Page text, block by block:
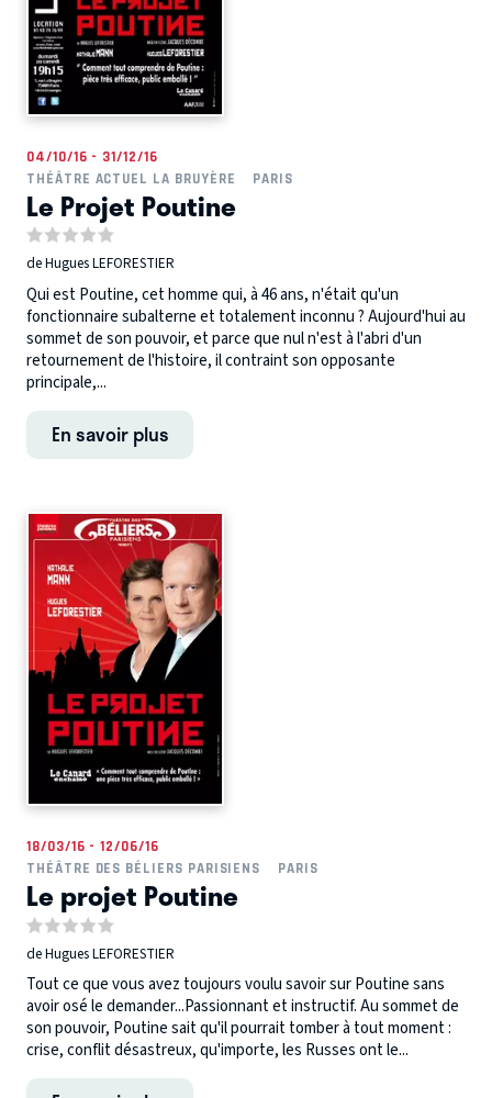
04/10/16 - 31/12/16
THÉÂTRE ACTUEL LA BRUYÈRE
PARIS
Le Projet Poutine
de Hugues LEFORESTIER
Qui est Poutine, cet homme qui, à 46 ans, n'était qu'un
fonctionnaire subalterne et totalement inconnu ? Aujourd'hui au
sommet de son pouvoir, et parce que nul n'est à l'abri d'un
retournement de l'histoire, il contraint son opposante
principale,...
En savoir plus
18/03/16 - 12/06/16
THÉÂTRE DES BÉLIERS PARISIENS
PARIS
Le projet Poutine
de Hugues LEFORESTIER
Tout ce que vous avez toujours voulu savoir sur Poutine sans
avoir osé le demander...Passionnant et instructif. Au sommet de
son pouvoir, Poutine sait qu'il pourrait tomber à tout moment :
crise, conflit désastreux, qu'importe, les Russes ont le...